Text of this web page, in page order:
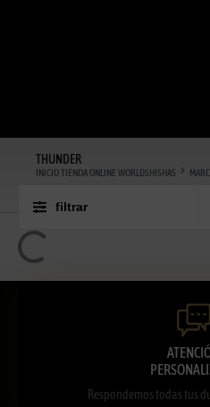
THUNDER
INICIO TIENDA ONLINE WORLDSHISHAS
filtrar
Respondemos todas tus